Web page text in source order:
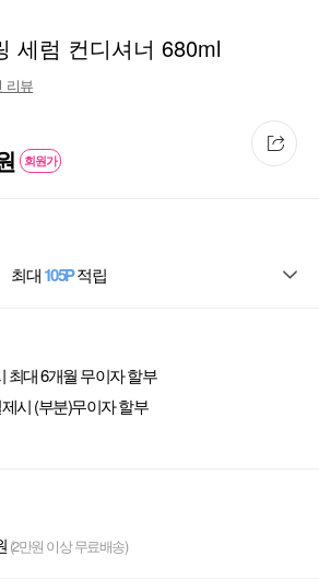
세럼 컨디셔너 680ml
리뷰
회원가
최대105P적립
최대 6개월 무이자 할부
시 (부분)무이자 할부
(2만원 이상 무료배송)